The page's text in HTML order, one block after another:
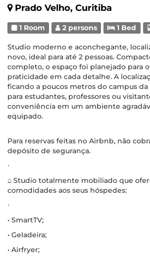
Prado Velho, Curitiba
1 Room 2 persons 1 Bed
Studio moderno e aconchegante,
novo, ideal para até 2 pessoas.
completo, o espaço foi planejado para
praticidade em cada detalhe. A
ficando a poucos metros do campus da
para estudantes, professores ou
conveniência em um ambiente
equipado.
Para reservas feitas no Airbnb, não
depósito de segurança.
∙
⌂ Studio totalmente mobiliado que
comodidades aos seus hóspedes:
∙
• SmartTV;
• Geladeira;
• Airfryer;